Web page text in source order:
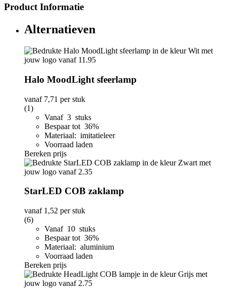
Product Informatie
Alternatieven
Halo MoodLight sfeerlamp
vanaf 7,71 per stuk
(1)
Vanaf 3 stuks
Bespaar tot 36%
Materiaal: imitatieleer
Voorraad laden
Bereken prijs
StarLED COB zaklamp
vanaf 1,52 per stuk
(6)
Vanaf 10 stuks
Bespaar tot 36%
Materiaal: aluminium
Voorraad laden
Bereken prijs